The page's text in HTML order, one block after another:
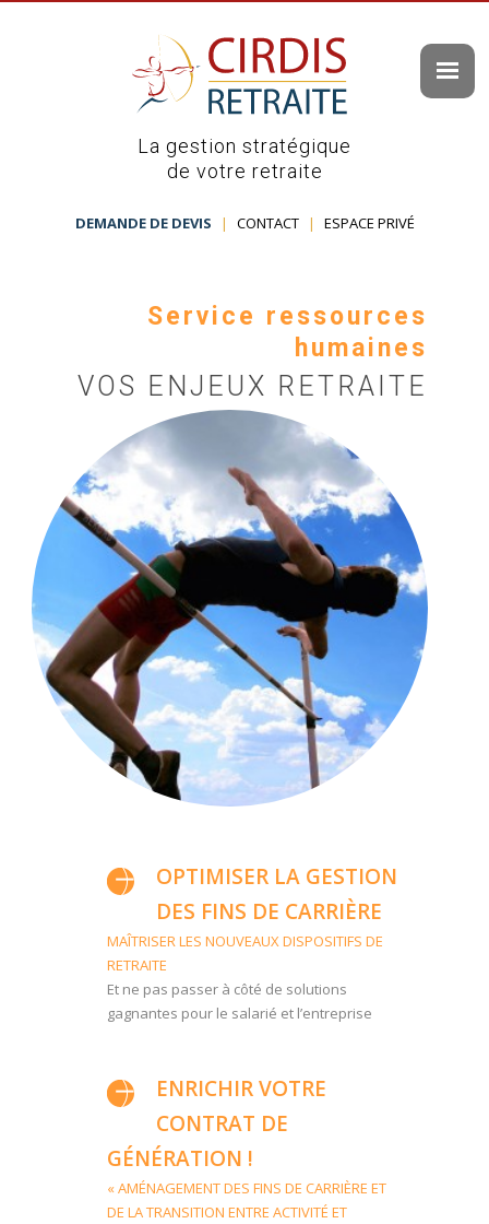
La gestion stratégique
de votre retraite
DEMANDE DE DEVIS | CONTACT | ESPACE PRIVÉ
Service ressources
humaines
VOS ENJEUX RETRAITE
OPTIMISER LA GESTION
DES FINS DE CARRIÈRE
MAÎTRISER LES NOUVEAUX DISPOSITIFS DE
RETRAITE
Et ne pas passer à côté de solutions
gagnantes pour le salarié et l’entreprise
ENRICHIR VOTRE
CONTRAT DE
GÉNÉRATION !
« AMÉNAGEMENT DES FINS DE CARRIÈRE ET
DE LA TRANSITION ENTRE ACTIVITÉ ET